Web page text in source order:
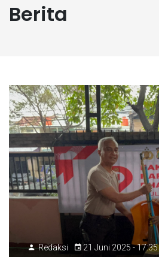
Berita
Redaksi 21 Juni 2025 - 17:35